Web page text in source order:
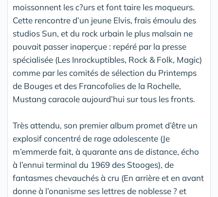
moissonnent les c?urs et font taire les moqueurs.
Cette rencontre d’un jeune Elvis, frais émoulu des
studios Sun, et du rock urbain le plus malsain ne
pouvait passer inaperçue : repéré par la presse
spécialisée (Les Inrockuptibles, Rock & Folk, Magic)
comme par les comités de sélection du Printemps
de Bouges et des Francofolies de la Rochelle,
Mustang caracole aujourd’hui sur tous les fronts.
Très attendu, son premier album promet d’être un
explosif concentré de rage adolescente (Je
m’emmerde fait, à quarante ans de distance, écho
à l’ennui terminal du 1969 des Stooges), de
fantasmes chevauchés à cru (En arrière et en avant
donne à l’onanisme ses lettres de noblesse ? et